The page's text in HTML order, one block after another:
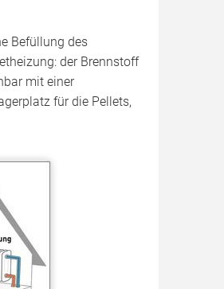
Befüllung des
der Brennstoff
mit einer
für die Pellets,